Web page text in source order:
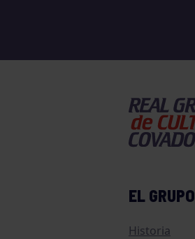
EL GRUPO
Historia